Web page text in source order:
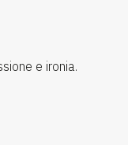
e ironia.